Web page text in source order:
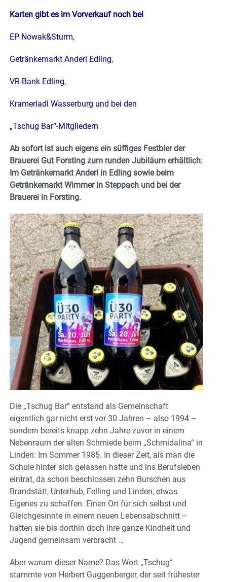
Karten gibt es im Vorverkauf noch bei
EP Nowak&Sturm,
Getränkemarkt Anderl Edling,
VR-Bank Edling,
Kramerladl Wasserburg und bei den
„Tschug Bar“-Mitgliedern
Ab sofort ist auch eigens ein süffiges Festbier der
Brauerei Gut Forsting zum runden Jubiläum erhältlich:
Im Getränkemarkt Anderl in Edling sowie beim
Getränkemarkt Wimmer in Steppach und bei der
Brauerei in Forsting.
Die „Tschug Bar“ entstand als Gemeinschaft
eigentlich gar nicht erst vor 30 Jahren – also 1994 –
sondern bereits knapp zehn Jahre zuvor in einem
Nebenraum der alten Schmiede beim „Schmidalina“ in
Linden: Im Sommer 1985. In dieser Zeit, als man die
Schule hinter sich gelassen hatte und ins Berufsleben
eintrat, da schon beschlossen zehn Burschen aus
Brandstätt, Unterhub, Felling und Linden, etwas
Eigenes zu schaffen. Einen Ort für sich selbst und
Gleichgesinnte in einem neuen Lebensabschnitt –
hatten sie bis dorthin doch ihre ganze Kindheit und
Jugend gemeinsam verbracht …
Aber warum dieser Name? Das Wort „Tschug“
stammte von Herbert Guggenberger, der seit frühester